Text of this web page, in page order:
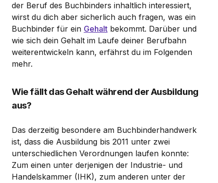
der Beruf des Buchbinders inhaltlich interessiert,
wirst du dich aber sicherlich auch fragen, was ein
Buchbinder für ein Gehalt bekommt. Darüber und
wie sich dein Gehalt im Laufe deiner Berufbahn
weiterentwickeln kann, erfährst du im Folgenden
mehr.
Wie fällt das Gehalt während der Ausbildung
aus?
Das derzeitig besondere am Buchbinderhandwerk
ist, dass die Ausbildung bis 2011 unter zwei
unterschiedlichen Verordnungen laufen konnte:
Zum einen unter derjenigen der Industrie- und
Handelskammer (IHK), zum anderen unter der